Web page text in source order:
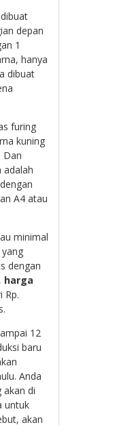
depan
1
hanya
dibuat
furing
kuning
Dan
adalah
A4 atau
minimal
dengan
harga
Rp.
12
baru
Anda
akan di
untuk
akan